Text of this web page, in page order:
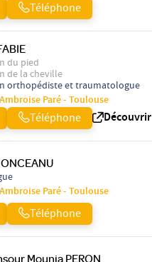
Téléphone
du pied
de la cheville
orthopédiste et traumatologue
Paré - Toulouse
Téléphone Découvrir
Paré - Toulouse
Téléphone
Mounia PERON